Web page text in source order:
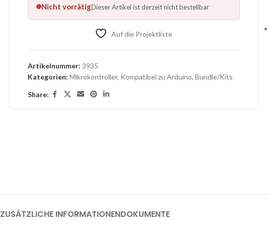
Nicht vorrätigDieser Artikel ist derzeit nicht bestellbar
Auf die Projektliste
Artikelnummer: 3935
Kategorien: Mikrokontroller, Kompatibel zu Arduino, Bundle/Kits
Share:
ZUSÄTZLICHE INFORMATIONENDOKUMENTE